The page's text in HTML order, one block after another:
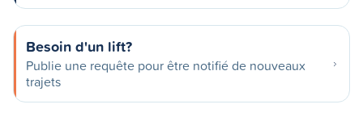
Besoin d'un lift?
Publie une requête pour être notifié de nouveaux
trajets